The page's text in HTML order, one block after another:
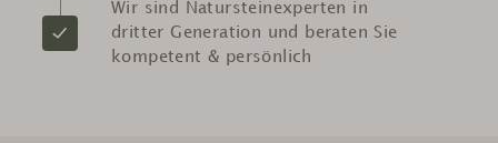
Wir sind Natursteinexperten in
dritter Generation und beraten Sie
kompetent & persönlich